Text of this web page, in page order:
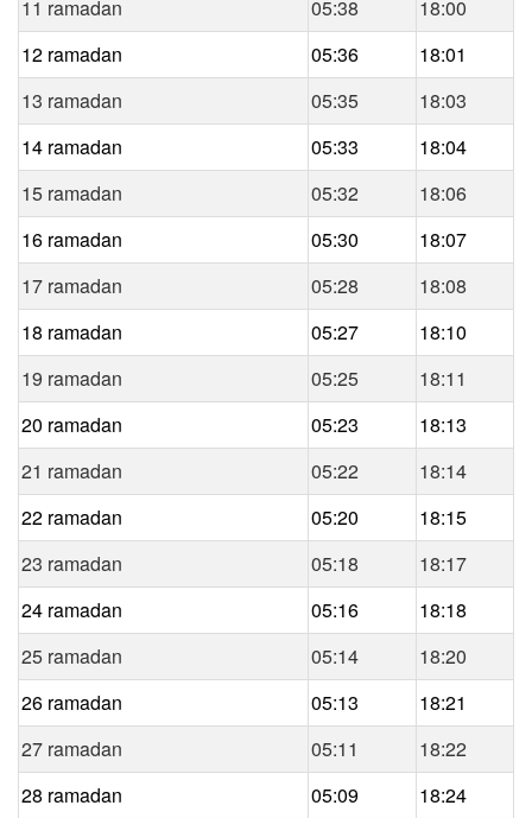
11 ramadan 05:38
18:00
12 ramadan
05:36
18:01
13 ramadan
05:35
18:03
14 ramadan
05:33
18:04
15 ramadan
05:32
18:06
16 ramadan
05:30
18:07
17 ramadan
05:28
18:08
18 ramadan
05:27
18:10
19 ramadan
05:25
18:11
20 ramadan
05:23
18:13
21 ramadan
05:22
18:14
22 ramadan
05:20
18:15
23 ramadan
05:18
18:17
24 ramadan
05:16
18:18
25 ramadan
05:14
18:20
26 ramadan
05:13
18:21
27 ramadan
05:11
18:22
28 ramadan
05:09
18:24